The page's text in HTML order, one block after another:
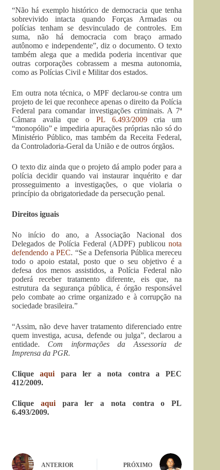
“Não há exemplo histórico de democracia que tenha
sobrevivido intacta quando Forças Armadas ou
polícias tenham se desvinculado de controles. Em
suma, não há democracia com braço armado
autônomo e independente”, diz o documento. O texto
também alega que a medida poderia incentivar que
outras corporações cobrassem a mesma autonomia,
como as Polícias Civil e Militar dos estados.
Em outra nota técnica, o MPF declarou-se contra um
projeto de lei que reconhece apenas o direito da Polícia
Federal para comandar investigações criminais. A 7ª
Câmara avalia que o PL 6.493/2009cria um
“monopólio” e impediria apurações próprias não só do
Ministério Público, mas também da Receita Federal,
da Controladoria-Geral da União e de outros órgãos.
O texto diz ainda que o projeto dá amplo poder para a
polícia decidir quando vai instaurar inquérito e dar
prosseguimento a investigações, o que violaria o
princípio da obrigatoriedade da persecução penal.
Direitos iguais
No início do ano, a Associação Nacional dos
Delegados de Polícia Federal (ADPF) publicounota
defendendo a PEC. “Se a Defensoria Pública mereceu
todo o apoio estatal, posto que o seu objetivo é a
defesa dos menos assistidos, a Polícia Federal não
poderá receber tratamento diferente, eis que, na
estrutura da segurança pública, é órgão responsável
pelo combate ao crime organizado e à corrupção na
sociedade brasileira.”
“Assim, não deve haver tratamento diferenciado entre
quem investiga, acusa, defende ou julga”, declarou a
entidade. Com informações da Assessoria de
Imprensa da PGR.
Cliqueaqui para ler a nota contra a PEC
412/2009.
Clique aquipara ler a nota contra o PL
6.493/2009.
ANTERIOR PRÓXIMO